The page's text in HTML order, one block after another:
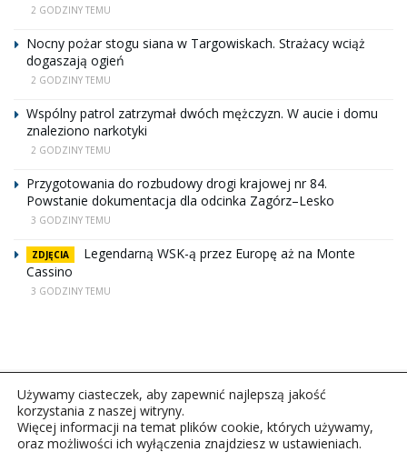
2 GODZINY TEMU
Nocny pożar stogu siana w Targowiskach. Strażacy wciąż
dogaszają ogień
2 GODZINY TEMU
Wspólny patrol zatrzymał dwóch mężczyzn. W aucie i domu
znaleziono narkotyki
2 GODZINY TEMU
Przygotowania do rozbudowy drogi krajowej nr 84.
Powstanie dokumentacja dla odcinka Zagórz–Lesko
3 GODZINY TEMU
ZDJĘCIA
Legendarną WSK-ą przez Europę aż na Monte
Cassino
3 GODZINY TEMU
Copyright © 2026Polskie Radio Rzeszów S.A. w likwidacj.
Używamy ciasteczek, aby zapewnić najlepszą jakość
korzystania z naszej witryny.
Więcej informacji na temat plików cookie, których używamy,
oraz możliwości ich wyłączenia znajdziesz w ustawieniach.